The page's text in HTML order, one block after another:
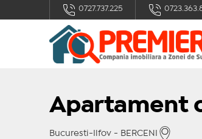
0727.737.225
Apartament
Bucuresti-Ilfov - BERCENI